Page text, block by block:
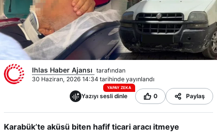
Ihlas Haber Ajansı tarafından
30 Haziran, 2026 14:34 tarihinde yayınlandı
YAPAY ZEKA
Yazıyı sesli dinle 0 Paylaş
Karabük’te aküsü biten hafif ticari aracı itmeye